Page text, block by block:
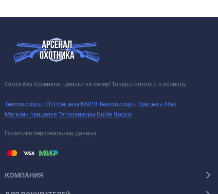
Охота без Арсенала - деньги на ветер! Товары оптом и в розницу
Тепловизоры HTI Прицелы NNPO Тепловизоры Прицелы Atak
Магазин прицелов Тепловизоры Guide Nocpix
Политика персональных данных
КОМПАНИЯ